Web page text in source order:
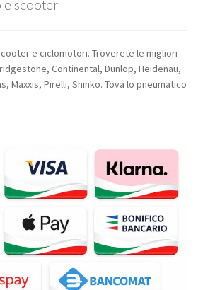
e scooter
e ciclomotori. Troverete le migliori
Continental, Dunlop, Heidenau,
Maxxis, Pirelli, Shinko. Tova lo pneumatico